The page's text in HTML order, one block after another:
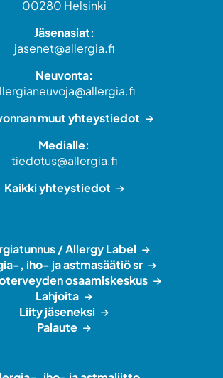
00280 Helsinki
Jäsenasiat:
jasenet@allergia.fi
Neuvonta:
muut yhteystiedot
Medialle:
tiedotus@allergia.fi
Kaikki yhteystiedot
/ Allergy Label
, iho- ja astmasäätiö sr
osaamiskeskus
Lahjoita
Liity jäseneksi
Palaute